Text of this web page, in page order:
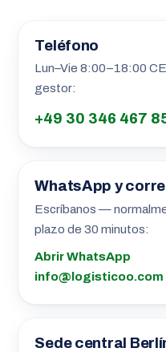
Teléfono
Lun–Vie 8:00–18:00
gestor:
+49 30 346 467
WhatsApp y
Escríbanos —
plazo de 30 minutos:
Abrir WhatsApp
info@logisticoo.com
Sede central